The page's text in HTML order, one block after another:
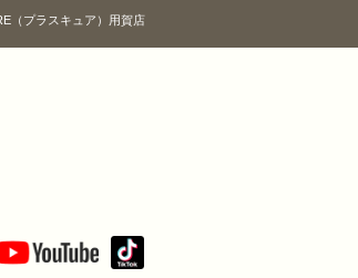
（プラスキュア）用賀店